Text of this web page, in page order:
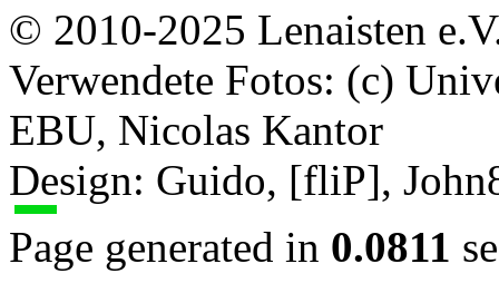
© 2010-2025 Lenaisten
Verwendete Fotos: (c)
EBU, Nicolas Kantor
Design: Guido, [fliP],
Page generated in 0.0811